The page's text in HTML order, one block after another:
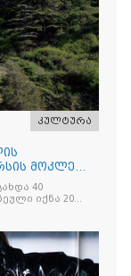
კულტურა
მოკლე
40
იქნა 20